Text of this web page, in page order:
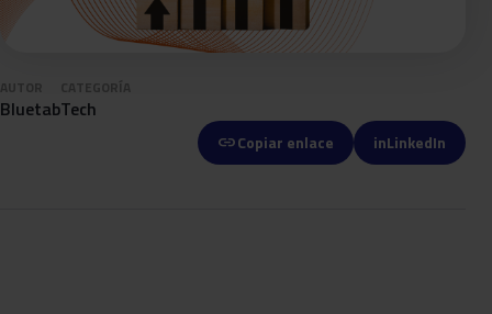
AUTOR
BluetabTech
linkCopiar enlace inLinkedIn